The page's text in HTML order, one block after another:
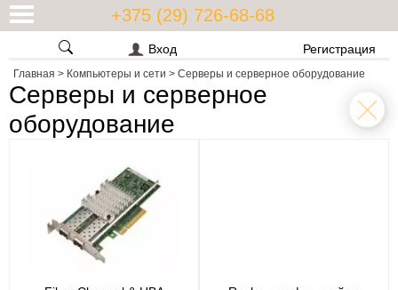
+375 (29) 726-68-68
Вход Регистрация
Главная > Компьютеры и сети > Серверы и серверное оборудование
Серверы и серверное
оборудование